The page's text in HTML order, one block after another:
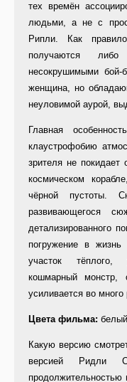
тех времён
людьми, а не с
Рипли. Как
получаются
несокрушимыми
женщина, но
неуловимой аурой,
Главная
клаустрофобию
зрителя не
космическом
чёрной пустоты.
развивающегося
детализированного
погружение в
участок тёплого,
кошмарный монстр,
усиливается во много
Цвета фильма:
Какую версию
версией Ридли
продолжительностью